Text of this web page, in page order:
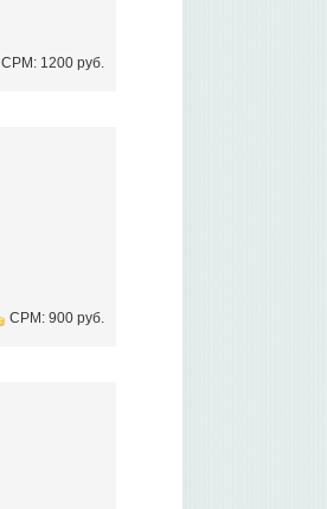
CPM: 1200 руб.
CPM: 900 руб.